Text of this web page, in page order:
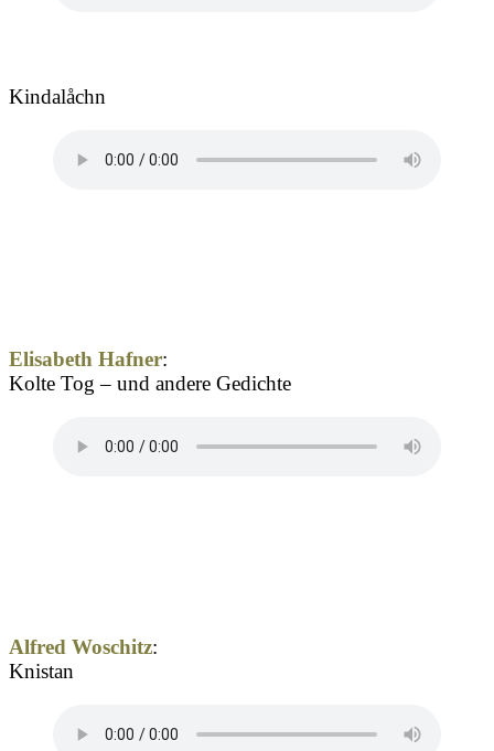
Kindalåchn
Elisabeth Hafner:
Kolte Tog – und andere Gedichte
Alfred Woschitz:
Knistan